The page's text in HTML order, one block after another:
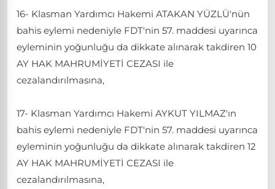
16- Klasman Yardımcı Hakemi ATAKAN YÜZLÜ'nün
bahis eylemi nedeniyle FDT'nin 57. maddesi uyarınca
eyleminin yoğunluğu da dikkate alınarak takdiren 10
AY HAK MAHRUMİYETİ CEZASI ile
cezalandırılmasına,
17- Klasman Yardımcı Hakemi AYKUT YILMAZ'ın
bahis eylemi nedeniyle FDT'nin 57. maddesi uyarınca
eyleminin yoğunluğu da dikkate alınarak takdiren 12
AY HAK MAHRUMİYETİ CEZASI ile
cezalandırılmasına,